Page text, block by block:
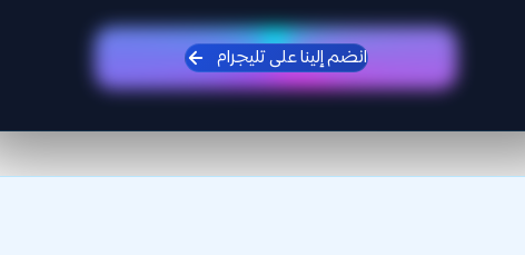
انضم إلينا على تليجرام